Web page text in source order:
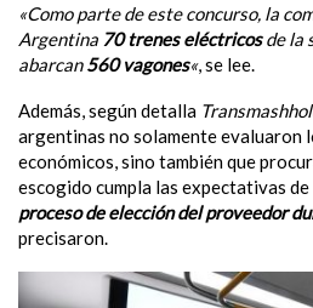
«Como parte de este concurso, la
Argentina 70 trenes eléctricosde la
abarcan560 vagones«, se lee.
Además, según detalla
argentinas no solamente evaluaron
económicos, sino también que
escogido cumpla las expectativas
proceso de elección del proveedor
precisaron.